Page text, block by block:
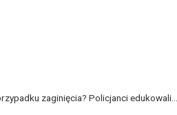
zaginięcia? Policjanci edukowali...